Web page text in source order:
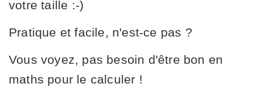
votre taille :-)
Pratique et facile, n'est-ce pas ?
Vous voyez, pas besoin d'être bon en
maths pour le calculer !